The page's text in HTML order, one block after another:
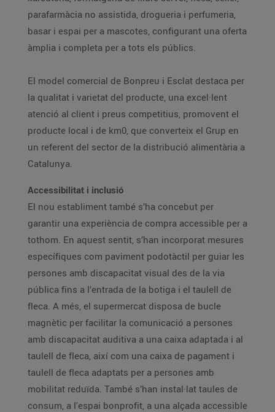
parafarmàcia no assistida, drogueria i perfumeria,
basar i espai per a mascotes, configurant una oferta
àmplia i completa per a tots els públics.
El model comercial de Bonpreu i Esclat destaca per
la qualitat i varietat del producte, una excel·lent
atenció al client i preus competitius, promovent el
producte local i de km0, que converteix el Grup en
un referent del sector de la distribució alimentària a
Catalunya.
Accessibilitat i inclusió
El nou establiment també s’ha concebut per
garantir una experiència de compra accessible per a
tothom. En aquest sentit, s’han incorporat mesures
específiques com paviment podotàctil per guiar les
persones amb discapacitat visual des de la via
pública fins a l’entrada de la botiga i el taulell de
fleca. A més, el supermercat disposa de bucle
magnètic per facilitar la comunicació a persones
amb discapacitat auditiva a una caixa adaptada i al
taulell de fleca, així com una caixa de pagament i
taulell de fleca adaptats per a persones amb
mobilitat reduïda. També s’han instal·lat taules de
consum, a l'espai bonprofit, a una alçada accessible